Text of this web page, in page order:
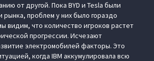
от другой. Пока BYD и Tesla были
рынка, проблем у них было гораздо
видим, что количество игроков растет
прогрессии. Исчезают
электромобилей факторы. Это
когда IBM аккумулировала всю